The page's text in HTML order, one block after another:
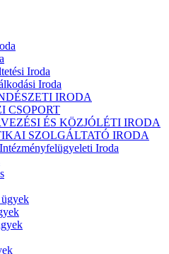
Iroda
Iroda
IRODA
CSOPORT
ÉS KÖZJÓLÉTI IRODA
SZOLGÁLTATÓ IRODA
Iroda